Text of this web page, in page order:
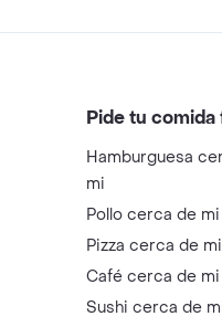
Pide tu
Hamburguesa
mi
Pollo cerca de mi
Pizza cerca de mi
Café cerca de mi
Sushi cerca de